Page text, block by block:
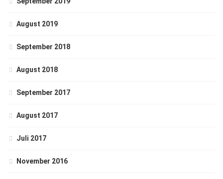
August 2019
September 2018
August 2018
September 2017
August 2017
Juli 2017
November 2016